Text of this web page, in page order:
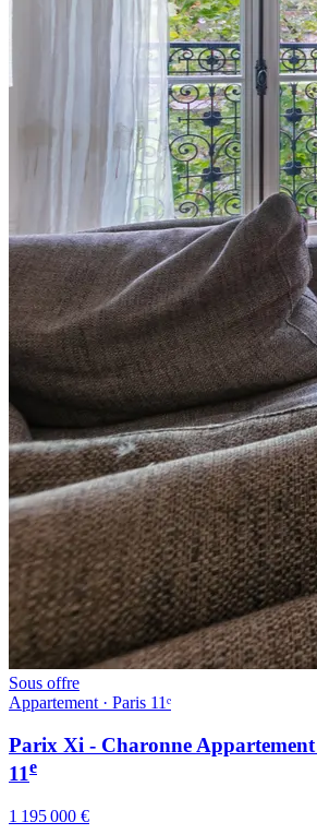
Sous offre
Appartement · Paris 11ᵉ
Parix Xi - Charonne
11e
1 195 000 €